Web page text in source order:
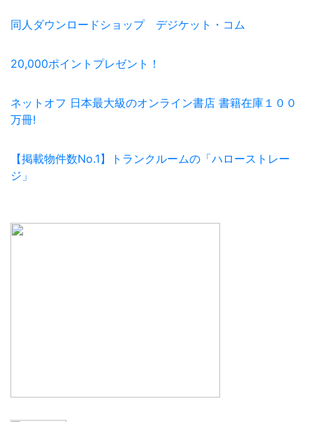
同人ダウンロードショップ デジケット・コム
20,000ポイントプレゼント！
ネットオフ 日本最大級のオンライン書店 書籍在庫１００
万冊!
【掲載物件数No.1】トランクルームの「ハローストレー
ジ」